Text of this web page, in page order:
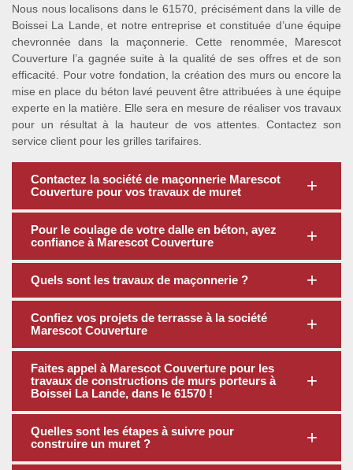
Nous nous localisons dans le 61570, précisément dans la ville de
Boissei La Lande, et notre entreprise et constituée d’une équipe
chevronnée dans la maçonnerie. Cette renommée, Marescot
Couverture l’a gagnée suite à la qualité de ses offres et de son
efficacité. Pour votre fondation, la création des murs ou encore la
mise en place du béton lavé peuvent être attribuées à une équipe
experte en la matière. Elle sera en mesure de réaliser vos travaux
pour un résultat à la hauteur de vos attentes. Contactez son
service client pour les grilles tarifaires.
Contactez la société de maçonnerie Marescot
Couverture pour vos travaux de muret
Pour le coulage de votre dalle en béton, ayez
confiance à Marescot Couverture
Quels sont les travaux de maçonnerie ?
Confiez vos projets de terrasse à la société
Marescot Couverture
Faites appel à Marescot Couverture pour les
travaux de constructions de murs porteurs à
Boissei La Lande, dans le 61570 !
Quelles sont les étapes à suivre pour
construire un muret ?